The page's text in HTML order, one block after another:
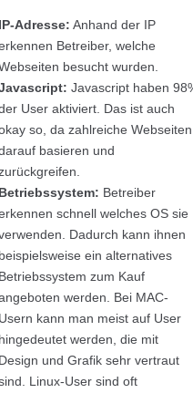
IP-Adresse: Anhand der IP
Betreiber, welche
besucht wurden.
Javascript haben
User aktiviert. Das ist auch
so, da zahlreiche Webseiten
basieren und
Betriebssystem: Betreiber
schnell welches OS sie
Dadurch kann ihnen
beispielsweise ein alternatives
Betriebssystem zum Kauf
werden. Bei MAC-
Usern kann man meist auf User
hingedeutet werden, die mit
Design und Grafik sehr vertraut
Linux-User sind oft